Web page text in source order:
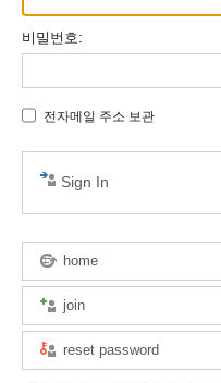
비밀번호:
전자메일 주소 보관
Sign In
home
join
reset password